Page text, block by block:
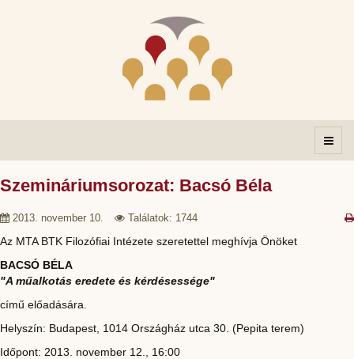
Szemináriumsorozat: Bacsó Béla
2013. november 10. Találatok: 1744
Az MTA BTK Filozófiai Intézete szeretettel meghívja Önöket
BACSÓ BÉLA
"A műalkotás eredete és kérdésessége"
című előadására.
Helyszín: Budapest, 1014 Országház utca 30. (Pepita terem)
Időpont: 2013. november 12., 16:00